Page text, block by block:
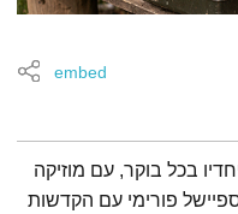
embed
בכל בוקר, עם מוזיקה
פורימי עם הקדשות